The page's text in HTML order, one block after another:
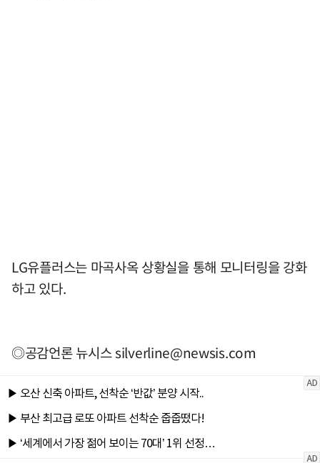
LG유플러스는 마곡사옥 상황실을 통해 모니터링을 강화
하고 있다.
◎공감언론 뉴시스silverline@newsis.com